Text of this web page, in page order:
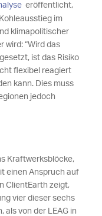
eröffentlicht,
im
klimapolitischer
wird: “Wird das
ist das Risiko
flexibel reagiert
kann. Dies muss
jedoch
Kraftwerksblöcke,
einen Anspruch auf
ClientEarth zeigt,
vier dieser sechs
als von der LEAG in